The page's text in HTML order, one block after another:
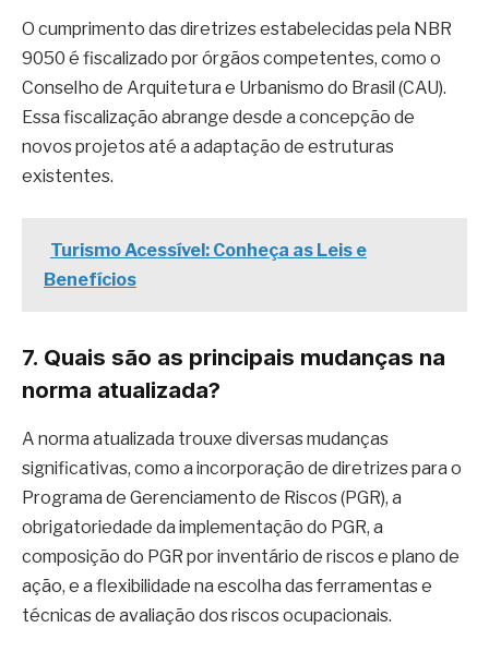
O cumprimento das diretrizes estabelecidas pela NBR
9050 é fiscalizado por órgãos competentes, como o
Conselho de Arquitetura e Urbanismo do Brasil (CAU).
Essa fiscalização abrange desde a concepção de
novos projetos até a adaptação de estruturas
existentes.
Turismo Acessível: Conheça as Leis e
Benefícios
7. Quais são as principais mudanças na
norma atualizada?
A norma atualizada trouxe diversas mudanças
significativas, como a incorporação de diretrizes para o
Programa de Gerenciamento de Riscos (PGR), a
obrigatoriedade da implementação do PGR, a
composição do PGR por inventário de riscos e plano de
ação, e a flexibilidade na escolha das ferramentas e
técnicas de avaliação dos riscos ocupacionais.